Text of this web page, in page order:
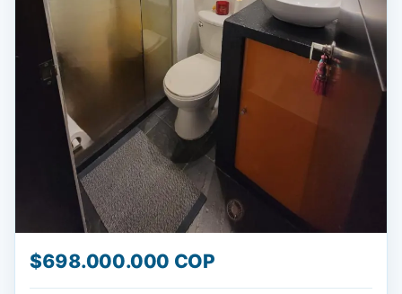
$698.000.000 COP